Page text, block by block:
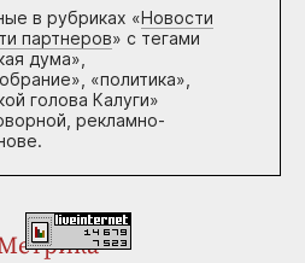
в рубриках «Новости
партнеров» с тегами
дума»,
«политика»,
голова Калуги»
рекламно-